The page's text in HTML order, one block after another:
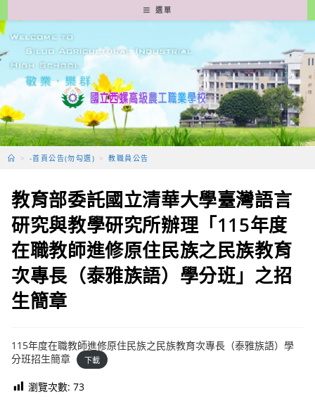
轉
至
要
容
選單
> -首頁公告(勿勾選) > 教職員公告
教育部委託國立清華大學臺灣語言
研究與教學研究所辦理「115年度
在職教師進修原住民族之民族教育
次專長（泰雅族語）學分班」之招
生簡章
115年度在職教師進修原住民族之民族教育次專長（泰雅族語）學
分班招生簡章
下載
瀏覽次數: 73